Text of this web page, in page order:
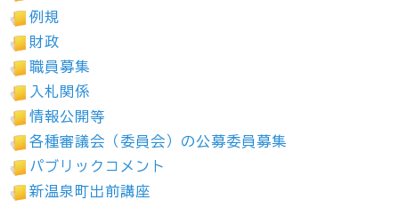
例規
財政
職員募集
入札関係
情報公開等
各種審議会（委員会）の公募委員募集
パブリックコメント
新温泉町出前講座